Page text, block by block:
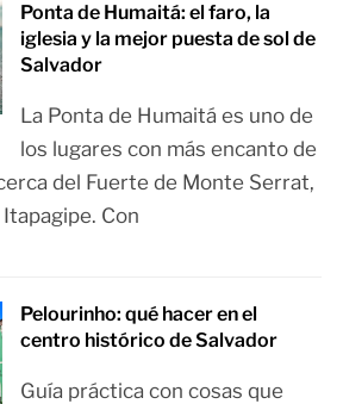
Ponta de Humaitá: el faro, la
iglesia y la mejor puesta de sol de
Salvador
La Ponta de Humaitá es uno de
los lugares con más encanto de
del Fuerte de Monte Serrat,
Con
Pelourinho: qué hacer en el
centro histórico de Salvador
Guía práctica con cosas que